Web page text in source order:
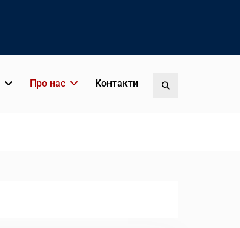
Про нас Контакти